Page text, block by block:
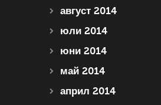
август 2014
юли 2014
юни 2014
май 2014
април 2014